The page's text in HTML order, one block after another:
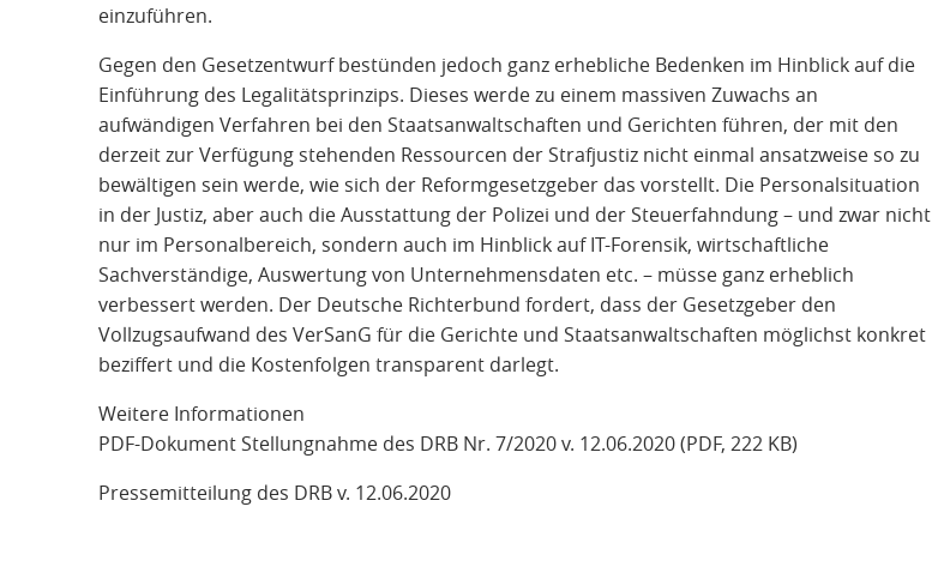
einzuführen.
Gegen den Gesetzentwurf bestünden jedoch ganz erhebliche Bedenken im Hinblick auf die
Einführung des Legalitätsprinzips. Dieses werde zu einem massiven Zuwachs an
aufwändigen Verfahren bei den Staatsanwaltschaften und Gerichten führen, der mit den
derzeit zur Verfügung stehenden Ressourcen der Strafjustiz nicht einmal ansatzweise so zu
bewältigen sein werde, wie sich der Reformgesetzgeber das vorstellt. Die Personalsituation
in der Justiz, aber auch die Ausstattung der Polizei und der Steuerfahndung – und zwar nicht
nur im Personalbereich, sondern auch im Hinblick auf IT-Forensik, wirtschaftliche
Sachverständige, Auswertung von Unternehmensdaten etc. – müsse ganz erheblich
verbessert werden. Der Deutsche Richterbund fordert, dass der Gesetzgeber den
Vollzugsaufwand des VerSanG für die Gerichte und Staatsanwaltschaften möglichst konkret
beziffert und die Kostenfolgen transparent darlegt.
Weitere Informationen
PDF-Dokument Stellungnahme des DRB Nr. 7/2020 v. 12.06.2020 (PDF, 222 KB)
Pressemitteilung des DRB v. 12.06.2020